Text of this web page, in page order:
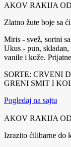
AKOV RAKIJA
Zlatno žute boje sa
Miris - svež, sortni
Ukus - pun,
vanile i kože.
SORTE: CRVENI
GRENI SMIT I
Pogledaj na sajtu
AKOV RAKIJA
Izrazito ćilibarne do